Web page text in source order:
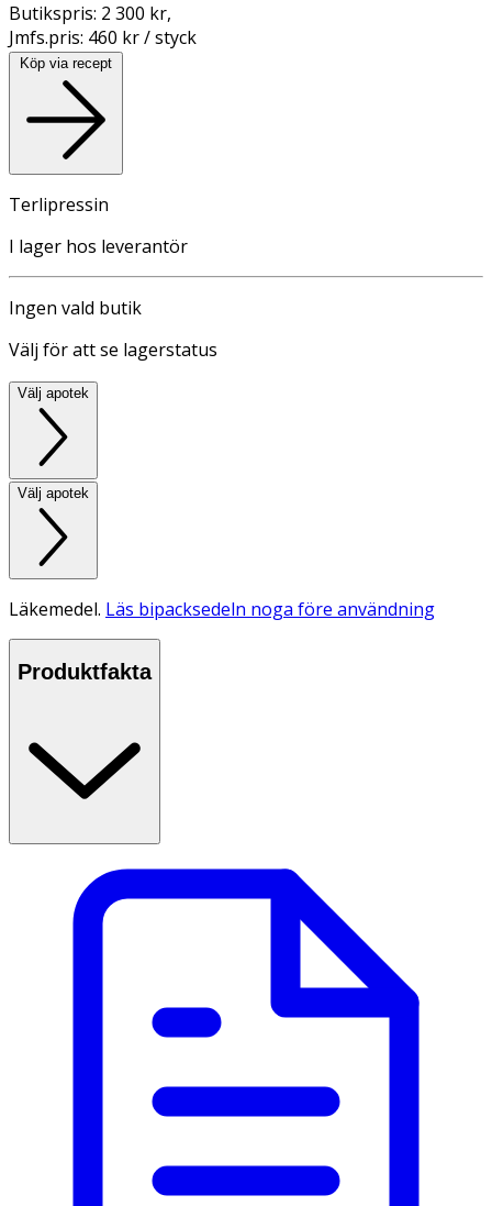
Butikspris: 2 300 kr,
Jmfs.pris: 460 kr / styck
Köp via recept
Terlipressin
I lager hos leverantör
Ingen vald butik
Välj för att se lagerstatus
Välj apotek
Välj apotek
Läkemedel. Läs bipacksedeln noga före användning
Produktfakta